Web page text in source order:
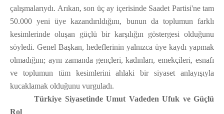
çalışmalarıydı. Arıkan, son üç ay içerisinde Saadet Partisi'ne tam
50.000 yeni üye kazandırıldığını, bunun da toplumun farklı
kesimlerinde oluşan güçlü bir karşılığın göstergesi olduğunu
söyledi. Genel Başkan, hedeflerinin yalnızca üye kaydı yapmak
olmadığını; aynı zamanda gençleri, kadınları, emekçileri, esnafı
ve toplumun tüm kesimlerini ahlaki bir siyaset anlayışıyla
kucaklamak olduğunu vurguladı.
Türkiye Siyasetinde Umut Vadeden Ufuk ve Güçlü
Rol